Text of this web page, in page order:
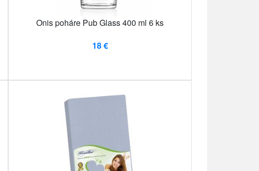
Onis poháre Pub Glass 400 ml 6 ks
18 €